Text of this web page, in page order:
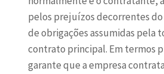
pelos prejuízos decorrentes
de obrigações assumidas pela
contrato principal. Em termos
garante que a empresa